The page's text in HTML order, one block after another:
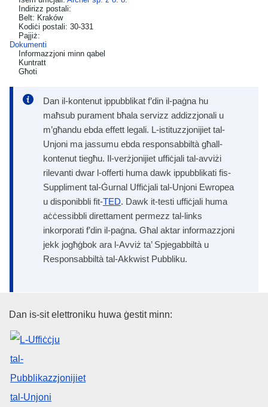
Indirizz postali:
Belt: Kraków
Kodiċi postali: 30-331
Pajjiż:
Dokumenti
Informazzjoni minn qabel
Kuntratt
Għoti
Dan il-kontenut ippubblikat f’din il-paġna hu
maħsub purament bħala servizz addizzjonali u
m’għandu ebda effett legali. L-istituzzjonijiet tal-
Unjoni ma jassumu ebda responsabbiltà għall-
kontenut tiegħu. Il-verżjonijiet uffiċjali tal-avviżi
rilevanti dwar l-offerti huma dawk ippubblikati fis-
Suppliment tal-Ġurnal Uffiċjali tal-Unjoni Ewropea
u disponibbli fit-TED. Dawk it-testi uffiċjali huma
aċċessibbli direttament permezz tal-links
inkorporati f’din il-paġna. Għal aktar informazzjoni
jekk jogħġbok ara l-Avviż ta’ Spjegabbiltà u
Responsabbiltà tal-Akkwist Pubbliku.
L-Uffiċċju tal-Pubblikazzjonijiet
Dan is-sit elettroniku huwa ġestit minn: